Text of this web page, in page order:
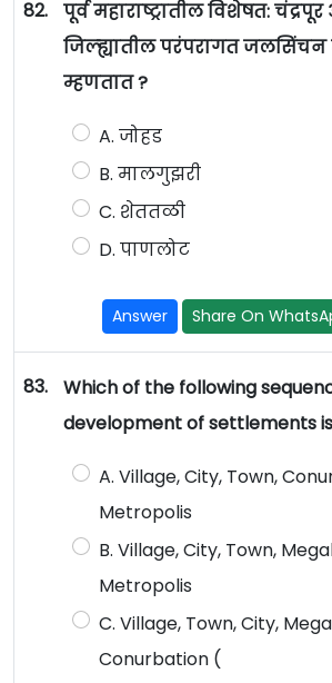
82.
पूर्व महाराष्ट्रातील विशेषत:
जिल्ह्यातील परंपरागत
म्हणतात ?
A. जोहड
B. मालगुझरी
C. शेततळी
D. पाणलोट
Answer Share On
83.
Which of the following
development of settlements
A. Village, City, Town,
Metropolis
B. Village, City, Town,
Metropolis
C. Village, Town, City,
Conurbation (